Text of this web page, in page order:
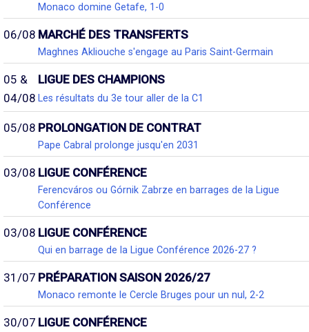
Monaco domine Getafe, 1-0
06/08 MARCHÉ DES TRANSFERTS
Maghnes Akliouche s'engage au Paris Saint-Germain
05 &
04/08
LIGUE DES CHAMPIONS
Les résultats du 3e tour aller de la C1
05/08 PROLONGATION DE CONTRAT
Pape Cabral prolonge jusqu'en 2031
03/08 LIGUE CONFÉRENCE
Ferencváros ou Górnik Zabrze en barrages de la Ligue
Conférence
03/08 LIGUE CONFÉRENCE
Qui en barrage de la Ligue Conférence 2026-27 ?
31/07 PRÉPARATION SAISON 2026/27
Monaco remonte le Cercle Bruges pour un nul, 2-2
30/07 LIGUE CONFÉRENCE